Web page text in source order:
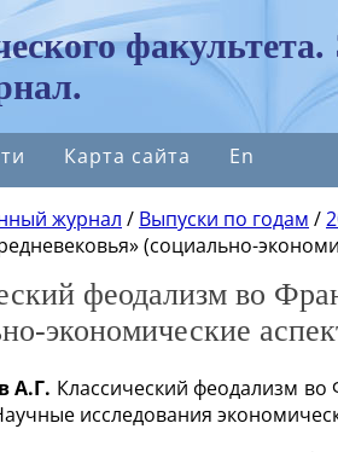
Карта сайта En
журнал / Выпуски по годам /
(социально-
феодализм во
экономические
А.Г. Классический феодализм
исследования